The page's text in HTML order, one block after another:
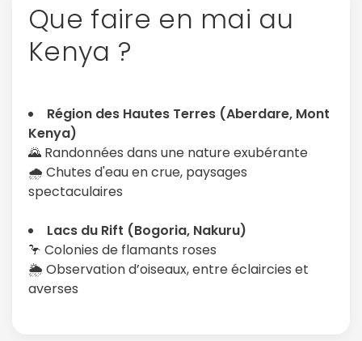
Que faire en mai au
Kenya ?
Région des Hautes Terres (Aberdare, Mont
Kenya)
🌄 Randonnées dans une nature exubérante
🌧️ Chutes d'eau en crue, paysages
spectaculaires
Lacs du Rift (Bogoria, Nakuru)
🦩 Colonies de flamants roses
🌦️ Observation d’oiseaux, entre éclaircies et
averses